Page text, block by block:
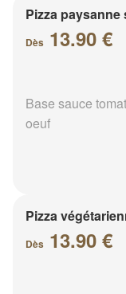
Pizza paysanne
Dès 13.90 €
Base sauce
oeuf
Pizza
Dès 13.90 €